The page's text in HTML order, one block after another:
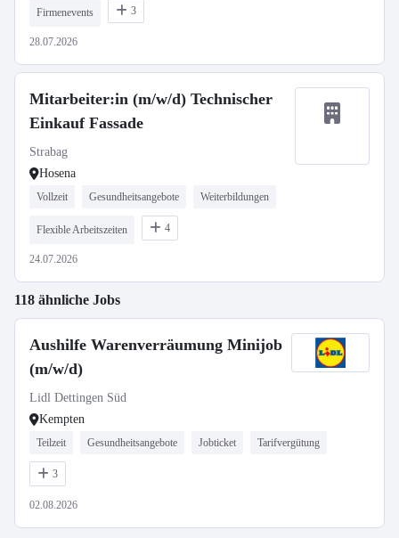
Firmenevents 3
28.07.2026
Mitarbeiter:in (m/w/d) Technischer
Einkauf Fassade
Strabag
Hosena
Vollzeit Gesundheitsangebote Weiterbildungen
Flexible Arbeitszeiten 4
24.07.2026
118 ähnliche Jobs
Aushilfe Warenverräumung Minijob
(m/w/d)
Lidl Dettingen Süd
Kempten
Teilzeit Gesundheitsangebote Jobticket Tarifvergütung
3
02.08.2026